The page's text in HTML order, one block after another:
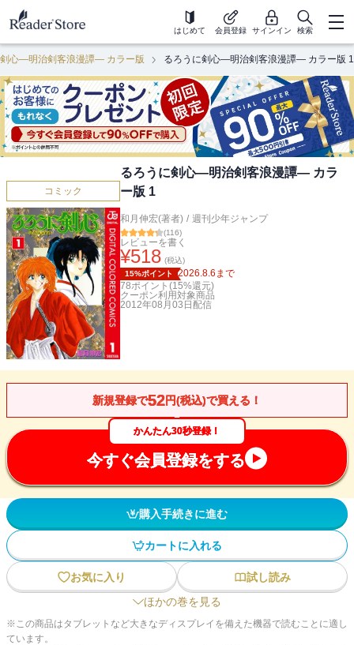
はじめて 会員登録 サインイン 検索
心―明治剣客浪漫譚― カラー版 るろうに剣心―明治剣客浪漫譚― カラー版 1
コミック
るろうに剣心―明治剣客浪漫譚― カラ
ー版 1
和月伸宏(著者) / 週刊少年ジャンプ
(116)
レビューを書く
¥518 (税込)
15%ポイント
2026.8.6 まで
78ポイント(15%還元)
クーポン利用対象商品
2012年08月03日 配信
新規登録で52円(税込)で買える！
かんたん30秒登録！
今すぐ会員登録をする
購入手続きに進む
カートに入れる
お気に入り
試し読み
ほかの巻を見る
※この商品はタブレットなど大きなディスプレイを備えた機器で読むことに適し
ています。